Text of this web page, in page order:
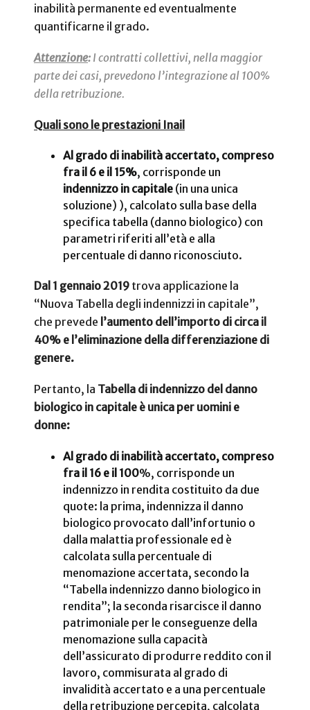
inabilità permanente ed eventualmente
quantificarne il grado.
Attenzione: I contratti collettivi, nella maggior
parte dei casi, prevedono l’integrazione al 100%
della retribuzione.
Quali sono le prestazioni Inail
Al grado di inabilità accertato, compreso
fra il 6 e il 15%, corrisponde un
indennizzo in capitale(in una unica
soluzione) ), calcolato sulla base della
specifica tabella (danno biologico) con
parametri riferiti all’età e alla
percentuale di danno riconosciuto.
Dal 1 gennaio 2019 trova applicazione la
“Nuova Tabella degli indennizzi in capitale”,
che prevede l’aumento dell’importo di circa il
40% e l’eliminazione della differenziazione di
genere.
Pertanto, la Tabella di indennizzo del danno
biologico in capitale è unica per uomini e
donne:
Al grado di inabilità accertato, compreso
fra il 16 e il 100%, corrisponde un
indennizzo in rendita costituito da due
quote: la prima, indennizza il danno
biologico provocato dall’infortunio o
dalla malattia professionale ed è
calcolata sulla percentuale di
menomazione accertata, secondo la
“Tabella indennizzo danno biologico in
rendita”; la seconda risarcisce il danno
patrimoniale per le conseguenze della
menomazione sulla capacità
dell’assicurato di produrre reddito con il
lavoro, commisurata al grado di
invalidità accertato e a una percentuale
della retribuzione percepita, calcolata